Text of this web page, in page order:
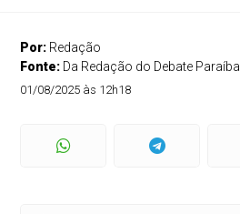
Por: Redação
Fonte: Da Redação do Debate Paraíba
01/08/2025 às 12h18